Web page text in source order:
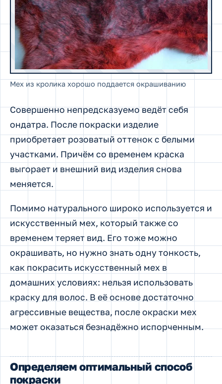
Мех из кролика хорошо поддается окрашиванию
Совершенно непредсказуемо ведёт себя
ондатра. После покраски изделие
приобретает розоватый оттенок с белыми
участками. Причём со временем краска
выгорает и внешний вид изделия снова
меняется.
Помимо натурального широко используется и
искусственный мех, который также со
временем теряет вид. Его тоже можно
окрашивать, но нужно знать одну тонкость,
как покрасить искусственный мех в
домашних условиях: нельзя использовать
краску для волос. В её основе достаточно
агрессивные вещества, после окраски мех
может оказаться безнадёжно испорченным.
Определяем оптимальный способ
покраски